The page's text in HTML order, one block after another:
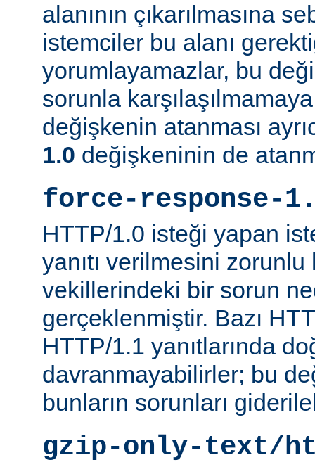
alanının çıkarılmasına
istemciler bu alanı
yorumlayamazlar, bu
sorunla karşılaşılmamaya
değişkenin atanması
1.0 değişkeninin de
force-response-
HTTP/1.0 isteği yapan
yanıtı verilmesini zorunlu
vekillerindeki bir sorun
gerçeklenmiştir. Bazı
HTTP/1.1 yanıtlarında
davranmayabilirler; bu
bunların sorunları
gzip-only-text/